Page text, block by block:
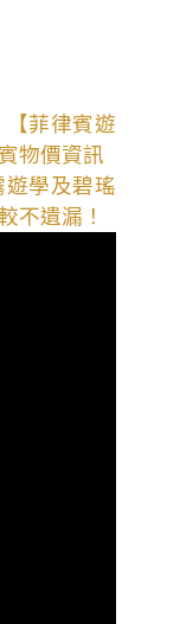
菲律賓遊
物價資訊
遊學及碧瑤
不遺漏！